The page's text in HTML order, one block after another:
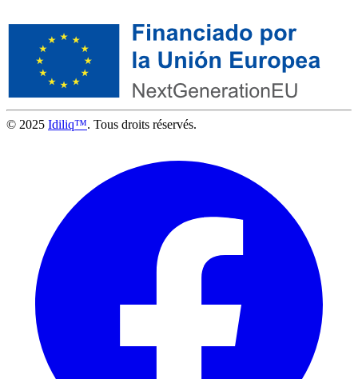
© 2025 Idiliq™. Tous droits réservés.